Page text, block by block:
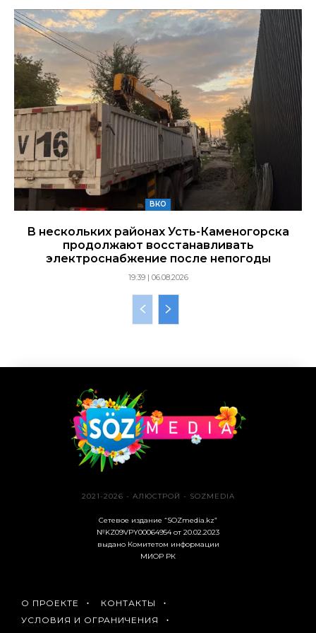
ВКО
В нескольких районах Усть-Каменогорска
продолжают восстанавливать
электроснабжение после непогоды
19:39 | 06.08.2026
2021-2026 - АЛЮСТРОЙ - SOZMEDIA
Сетевое издание “SOZmedia.kz”
№KZ09VPY00064954 от 20.02.2023
выдано Комитетом информации
МИОР РК
О ПРОЕКТЕ
КОНТАКТЫ
УСЛОВИЯ И ОГРАНИЧЕНИЯ